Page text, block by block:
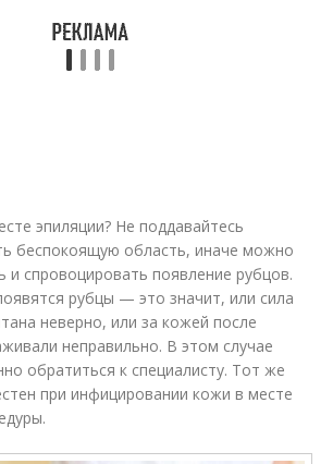
эпиляции? Не поддавайтесь
беспокоящую область, иначе можно
и спровоцировать появление рубцов.
рубцы — это значит, или сила
неверно, или за кожей после
неправильно. В этом случае
обратиться к специалисту. Тот же
при инфицировании кожи в месте